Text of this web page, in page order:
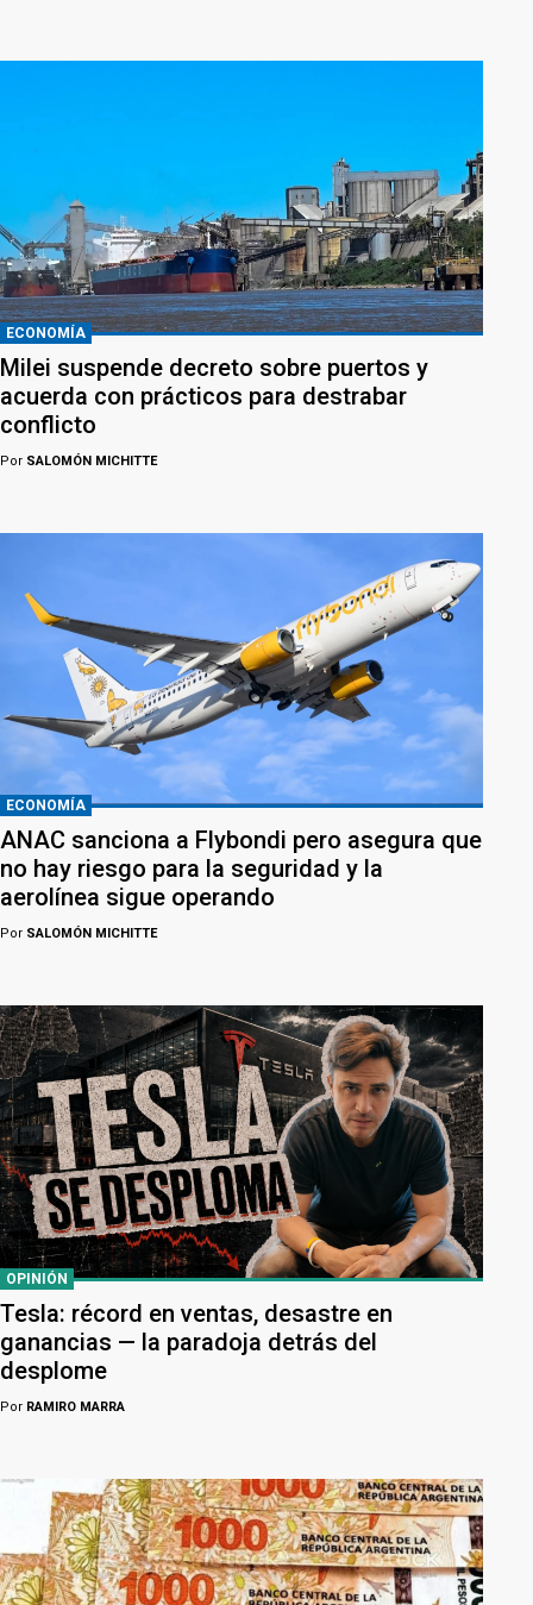
ECONOMÍA
Milei suspende decreto sobre puertos y
acuerda con prácticos para destrabar
conflicto
Por SALOMÓN MICHITTE
ECONOMÍA
ANAC sanciona a Flybondi pero asegura que
no hay riesgo para la seguridad y la
aerolínea sigue operando
Por SALOMÓN MICHITTE
OPINIÓN
Tesla: récord en ventas, desastre en
ganancias — la paradoja detrás del
desplome
Por RAMIRO MARRA